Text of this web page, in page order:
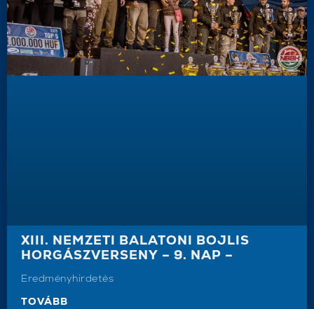
XIII. NEMZETI BALATONI BOJLIS
HORGÁSZVERSENY – 9. NAP –
Eredményhirdetés
TOVÁBB